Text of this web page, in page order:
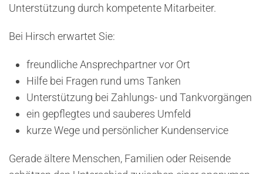
Unterstützung durch kompetente Mitarbeiter.
Bei Hirsch erwartet Sie:
freundliche Ansprechpartner vor Ort
Hilfe bei Fragen rund ums Tanken
Unterstützung bei Zahlungs- und Tankvorgängen
ein gepflegtes und sauberes Umfeld
kurze Wege und persönlicher Kundenservice
Gerade ältere Menschen, Familien oder Reisende